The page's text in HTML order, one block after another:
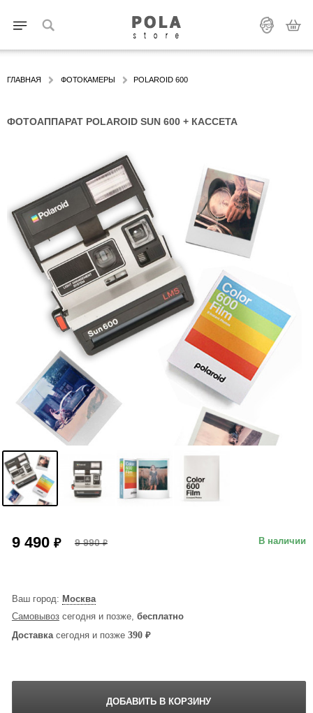
ГЛАВНАЯ ФОТОКАМЕРЫ POLAROID 600
ФОТОАППАРАТ POLAROID SUN 600 + КАССЕТА
В наличии
9 490 ₽ 9 990₽
Ваш город: Москва
Самовывозсегодня и позже, бесплатно
Доставкасегодня и позже 390 ₽